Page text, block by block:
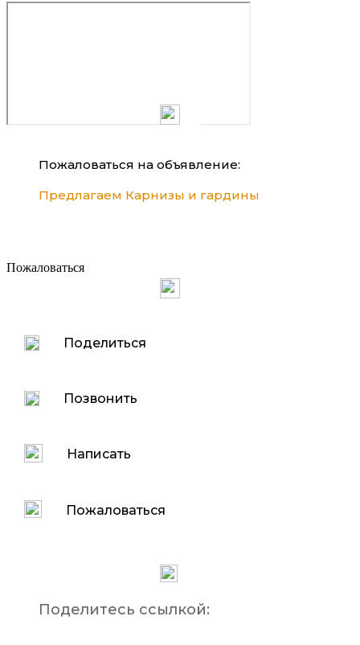
Пожаловаться на объявление:
Предлагаем Карнизы и гардины
Пожаловаться
Поделиться
Позвонить
Написать
Пожаловаться
Поделитесь ссылкой: